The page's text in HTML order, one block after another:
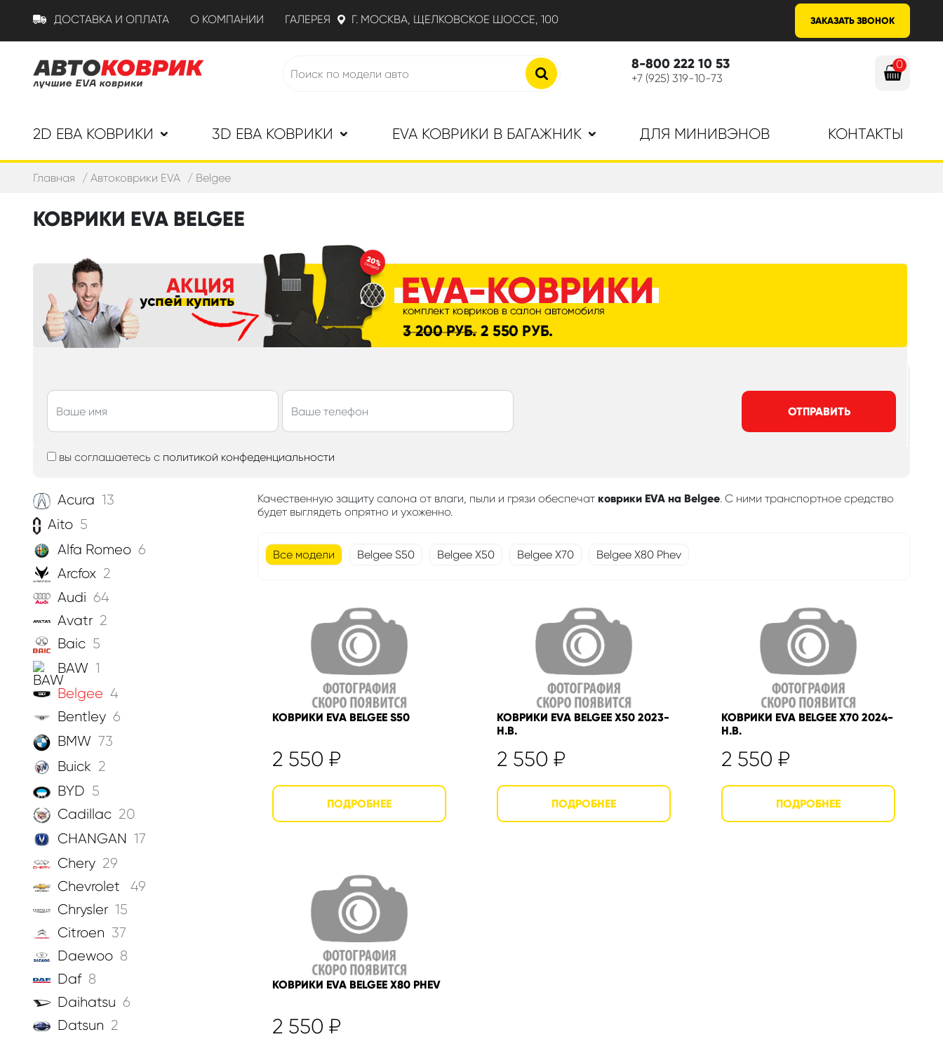
ДОСТАВКА И ОПЛАТА О КОМПАНИИ ГАЛЕРЕЯ Г. МОСКВА, ЩЕЛКОВСКОЕ ШОССЕ, 100 ЗАКАЗАТЬ ЗВОНОК
8-800 222 10 53
+7 (925) 319-10-73
0
2D ЕВА КОВРИКИ 3D ЕВА КОВРИКИ EVA КОВРИКИ В БАГАЖНИК ДЛЯ МИНИВЭНОВ КОНТАКТЫ
Главная Автоковрики EVA Belgee
КОВРИКИ EVA BELGEE
ОТПРАВИТЬ
вы соглашаетесь с политикой конфеденциальности
Acura 13
Aito 5
Alfa Romeo 6
Arcfox 2
Audi 64
Avatr 2
Baic 5
BAW 1
Belgee 4
Bentley 6
BMW 73
Buick 2
BYD 5
Cadillac 20
CHANGAN 17
Chery 29
Chevrolet
49
Chrysler 15
Citroen 37
Daewoo 8
Daf 8
Daihatsu 6
Datsun 2
Качественную защиту салона от влаги, пыли и грязи обеспечат коврики EVA на Belgee. С ними транспортное средство
будет выглядеть опрятно и ухоженно.
Все модели Belgee S50 Belgee X50 Belgee X70 Belgee X80 Phev
КОВРИКИ EVA BELGEE S50
2 550 ₽
КОВРИКИ EVA BELGEE X50 2023-
Н.В.
2 550 ₽
КОВРИКИ EVA BELGEE X70 2024-
Н.В.
2 550 ₽
КОВРИКИ EVA BELGEE X80 PHEV
2 550 ₽